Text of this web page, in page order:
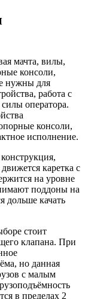
мачта, вилы,
консоли,
нужны для
работа с
оператора.
консоли,
исполнение.
каретка с
на уровне
поддоны на
дольше качать
стоит
клапана. При
но данная
с малым
в пределах 2